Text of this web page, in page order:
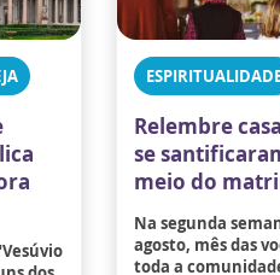
Relembre
se
meio do
Na segunda
agosto, mês das
toda a